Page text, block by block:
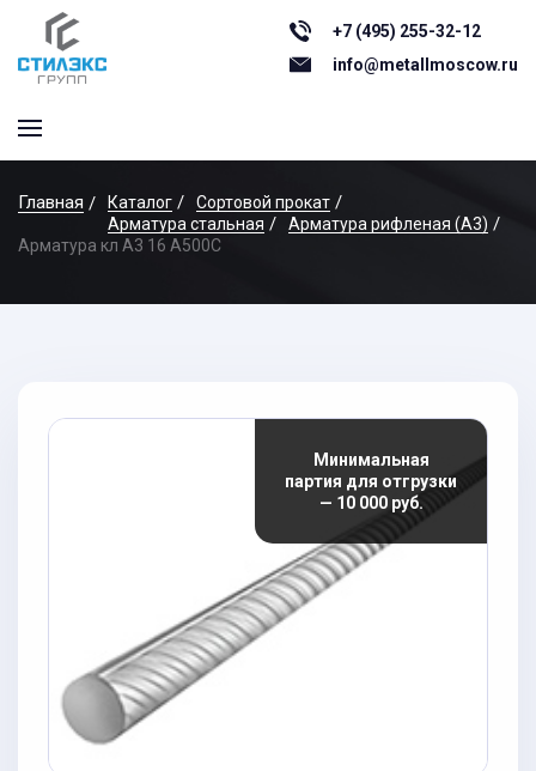
+7 (495) 255-32-12
info@metallmoscow.ru
Главная Каталог
Сортовой прокат
Арматура стальная
Арматура рифленая (А3)
Арматура кл А3 16 А500С
Минимальная
партия для отгрузки
— 10 000 руб.